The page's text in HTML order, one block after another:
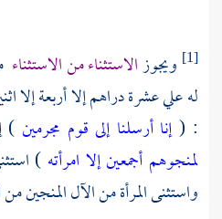
[1] ويجوزالاستثناء من الاستثناء
له علي عشرة دراهم إلا أربعة إلا
: (إنا أرسلنا إلى قوم مجرمين )
لمنجوهم أجمعينإلا امرأته )
واستثنى المرأة من الآل المنجين